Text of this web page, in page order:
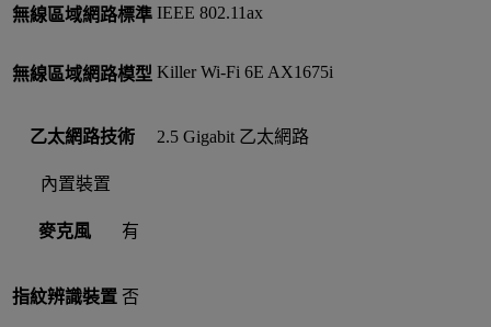
無線區域網路標準 IEEE 802.11ax
無線區域網路模型 Killer Wi-Fi 6E AX1675i
乙太網路技術 2.5 Gigabit 乙太網路
內置裝置
麥克風 有
指紋辨識裝置 否